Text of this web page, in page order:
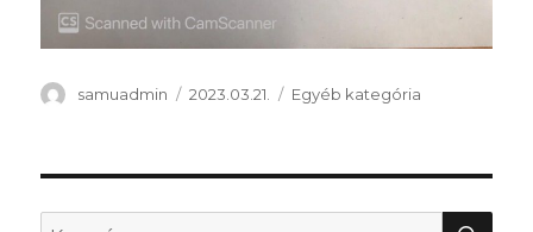
Szerző
samuadmin Közzétéve
2023.03.21. Kategória
Egyéb kategória
Keresés